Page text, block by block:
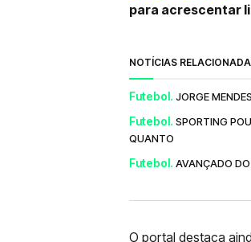
para acrescentar
NOTÍCIAS
Futebol. JORGE
Futebol. SPORTING
QUANTO
Futebol. AVANÇADO
O portal destaca